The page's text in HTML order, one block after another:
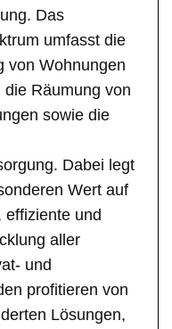
Das
umfasst die
von Wohnungen
die Räumung von
sowie die
Dabei legt
Wert auf
effiziente und
aller
und
profitieren von
Lösungen,